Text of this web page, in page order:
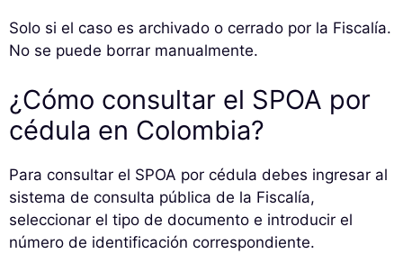
Solo si el caso es archivado o cerrado por la Fiscalía.
No se puede borrar manualmente.
¿Cómo consultar el SPOA por
cédula en Colombia?
Para consultar el SPOA por cédula debes ingresar al
sistema de consulta pública de la Fiscalía,
seleccionar el tipo de documento e introducir el
número de identificación correspondiente.